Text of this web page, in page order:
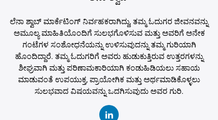
ಲೆನಾ ಶ್ವಾಬ್ ಮಾರ್ಕೆಟಿಂಗ್ ನಿರ್ವಹಕರಾಗಿದ್ದು, ತಮ್ಮ ಓದುಗರ ಜೀವನವನ್ನು
ಅಮೂಲ್ಯ ಮಾಹಿತಿಯೊಂದಿಗೆ ಸುಲಭಗೊಳಿಸುವ ಮತ್ತು ಅವರಿಗೆ ಅನೇಕ
ಗಂಟೆಗಳ ಸಂಶೋಧನೆಯನ್ನು ಉಳಿಸುವುದನ್ನು ತಮ್ಮ ಗುರಿಯಾಗಿ
ಹೊಂದಿದ್ದಾರೆ. ತಮ್ಮ ಓದುಗರಿಗೆ ಅವರು ಹುಡುಕುತ್ತಿರುವ ಉತ್ತರಗಳನ್ನು
ಶೀಘ್ರವಾಗಿ ಮತ್ತು ಪರಿಣಾಮಕಾರಿಯಾಗಿ ಕಂಡುಹಿಡಿಯಲು ಸಹಾಯ
ಮಾಡುವಂತೆ ಉಪಯುಕ್ತ, ಪ್ರಾಯೋಗಿಕ ಮತ್ತು ಅರ್ಥಮಾಡಿಕೊಳ್ಳಲು
ಸುಲಭವಾದ ವಿಷಯವನ್ನು ಒದಗಿಸುವುದು ಅವರ ಗುರಿ.